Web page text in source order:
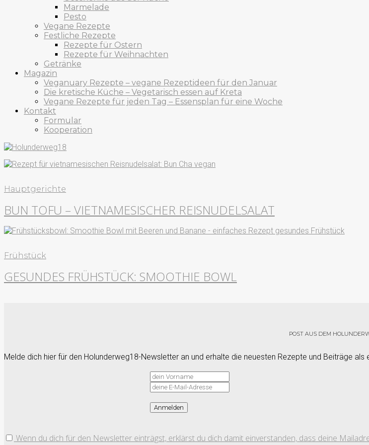
Marmelade
Pesto
Vegane Rezepte
Festliche Rezepte
Rezepte für Ostern
Rezepte für Weihnachten
Getränke
Magazin
Veganuary Rezepte – vegane Rezeptideen für den Januar
Die kretische Küche – Vegetarisch essen auf Kreta
Vegane Rezepte für jeden Tag – Essensplan für eine Woche
Kontakt
Formular
Kooperation
Hauptgerichte
BUN TOFU – VIETNAMESISCHER REISNUDELSALAT
Frühstück
GESUNDES FRÜHSTÜCK: SMOOTHIE BOWL
POST AUS DEM
Melde dich hier für den Holunderweg18-Newsletter an und erhalte die neuesten Rezepte und Beiträge als
Wenn du dich für den Newsletter einträgst, erklärst du dich damit einverstanden, dass deine